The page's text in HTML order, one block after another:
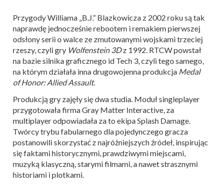
Przygody Williama „B.J.” Blazkowicza z 2002 roku są tak
naprawdę jednocześnie rebootem i remakiem pierwszej
odsłony serii o walce ze zmutowanymi wojskami trzeciej
rzeszy, czyli gry Wolfenstein 3Dz 1992. RTCW powstał
na bazie silnika graficznego id Tech 3, czyli tego samego,
na którym działała inna drugowojenna produkcja Medal
of Honor: Allied Assault.
Produkcją gry zajęły się dwa studia. Moduł singleplayer
przygotowała firma Gray Matter Interactive, za
multiplayer odpowiadała za to ekipa Splash Damage.
Twórcy trybu fabularnego dla pojedynczego gracza
postanowili skorzystać z najróżniejszych źródeł, inspirując
się faktami historycznymi, prawdziwymi miejscami,
muzyką klasyczną, starymi filmami, a nawet strasznymi
historiami i plotkami.